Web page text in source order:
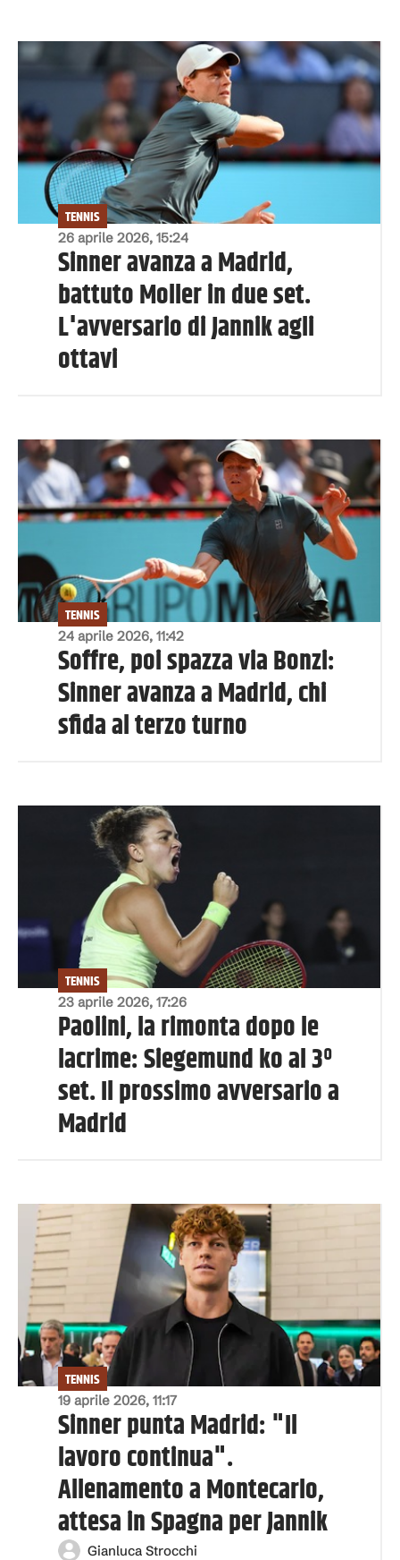
26 aprile 2026, 15:24
TENNIS
Sinner avanza a Madrid,
battuto Moller in due set.
L'avversario di Jannik agli
ottavi
24 aprile 2026, 11:42
TENNIS
Soffre, poi spazza via Bonzi:
Sinner avanza a Madrid, chi
sfida al terzo turno
23 aprile 2026, 17:26
TENNIS
Paolini, la rimonta dopo le
lacrime: Siegemund ko al 3º
set. Il prossimo avversario a
Madrid
19 aprile 2026, 11:17
TENNIS
Sinner punta Madrid: "Il
lavoro continua".
Allenamento a Montecarlo,
attesa in Spagna per Jannik
Gianluca Strocchi